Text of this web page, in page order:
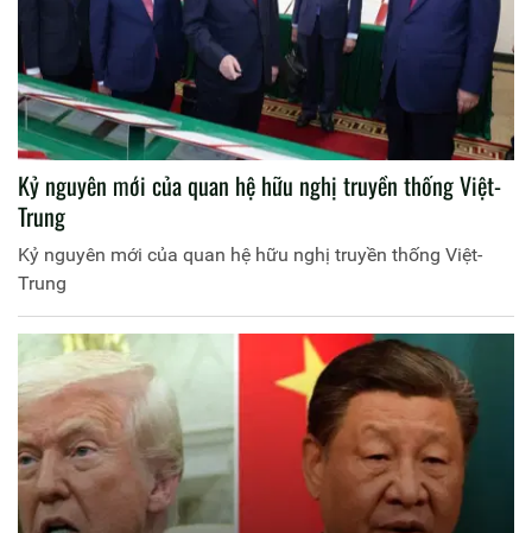
Kỷ nguyên mới của quan hệ hữu nghị truyền thống Việt-
Trung
Kỷ nguyên mới của quan hệ hữu nghị truyền thống Việt-
Trung